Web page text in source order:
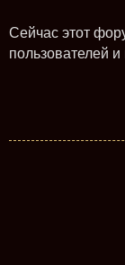
Сейчас этот
пользователей и